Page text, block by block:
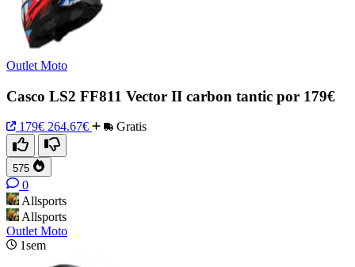
Outlet Moto
Casco LS2 FF811 Vector II carbon tantic por 179€
179€ 264.67€ Gratis
575
0
Allsports
Allsports
Outlet Moto
1sem